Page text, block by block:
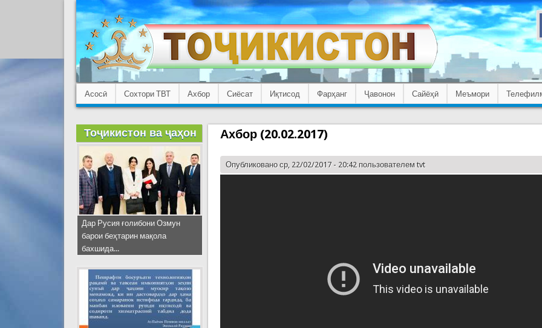
Асосӣ Сохтори ТВТ Ахбор Сиёсат Иқтисод Фарҳанг Ҷавонон Сайёҳӣ Меъмори
Ахбор (20.02.2017)
Опубликовано ср, 22/02/2017 - 20:42 пользователемtvt
Тоҷикистон ва ҷаҳон
Дар Русия ғолибони Озмун
барои беҳтарин мақола
бахшида...